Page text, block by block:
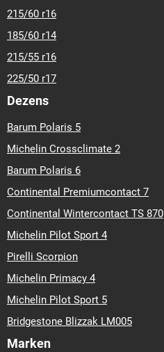
215/60 r16
185/60 r14
215/55 r16
225/50 r17
Dezens
Barum Polaris 5
Michelin Crossclimate 2
Barum Polaris 6
Continental Premiumcontact 7
Continental Wintercontact TS 870
Michelin Pilot Sport 4
Pirelli Scorpion
Michelin Primacy 4
Michelin Pilot Sport 5
Bridgestone Blizzak LM005
Marken